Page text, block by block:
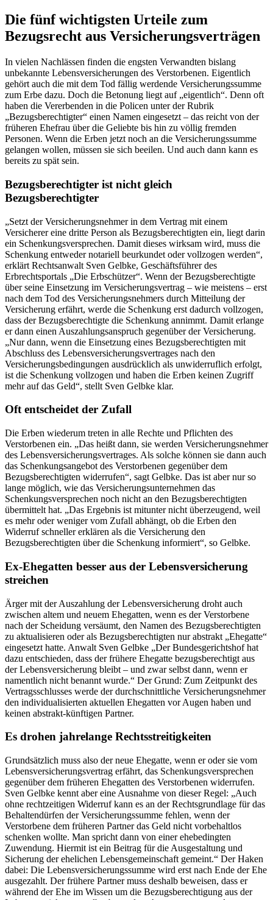
Die fünf wichtigsten Urteile zum
Bezugsrecht aus Versicherungsverträgen
In vielen Nachlässen finden die engsten Verwandten bislang
unbekannte Lebensversicherungen des Verstorbenen. Eigentlich
gehört auch die mit dem Tod fällig werdende Versicherungssumme
zum Erbe dazu. Doch die Betonung liegt auf „eigentlich“. Denn oft
haben die Vererbenden in die Policen unter der Rubrik
„Bezugsberechtigter“ einen Namen eingesetzt – das reicht von der
früheren Ehefrau über die Geliebte bis hin zu völlig fremden
Personen. Wenn die Erben jetzt noch an die Versicherungssumme
gelangen wollen, müssen sie sich beeilen. Und auch dann kann es
bereits zu spät sein.
Bezugsberechtigter ist nicht gleich
Bezugsberechtigter
„Setzt der Versicherungsnehmer in dem Vertrag mit einem
Versicherer eine dritte Person als Bezugsberechtigten ein, liegt darin
ein Schenkungsversprechen. Damit dieses wirksam wird, muss die
Schenkung entweder notariell beurkundet oder vollzogen werden“,
erklärt Rechtsanwalt Sven Gelbke, Geschäftsführer des
Erbrechtsportals „Die Erbschützer“. Wenn der Bezugsberechtigte
über seine Einsetzung im Versicherungsvertrag – wie meistens – erst
nach dem Tod des Versicherungsnehmers durch Mitteilung der
Versicherung erfährt, werde die Schenkung erst dadurch vollzogen,
dass der Bezugsberechtigte die Schenkung annimmt. Damit erlange
er dann einen Auszahlungsanspruch gegenüber der Versicherung.
„Nur dann, wenn die Einsetzung eines Bezugsberechtigten mit
Abschluss des Lebensversicherungsvertrages nach den
Versicherungsbedingungen ausdrücklich als unwiderruflich erfolgt,
ist die Schenkung vollzogen und haben die Erben keinen Zugriff
mehr auf das Geld“, stellt Sven Gelbke klar.
Oft entscheidet der Zufall
Die Erben wiederum treten in alle Rechte und Pflichten des
Verstorbenen ein. „Das heißt dann, sie werden Versicherungsnehmer
des Lebensversicherungsvertrages. Als solche können sie dann auch
das Schenkungsangebot des Verstorbenen gegenüber dem
Bezugsberechtigten widerrufen“, sagt Gelbke. Das ist aber nur so
lange möglich, wie das Versicherungsunternehmen das
Schenkungsversprechen noch nicht an den Bezugsberechtigten
übermittelt hat. „Das Ergebnis ist mitunter nicht überzeugend, weil
es mehr oder weniger vom Zufall abhängt, ob die Erben den
Widerruf schneller erklären als die Versicherung den
Bezugsberechtigten über die Schenkung informiert“, so Gelbke.
Ex-Ehegatten besser aus der Lebensversicherung
streichen
Ärger mit der Auszahlung der Lebensversicherung droht auch
zwischen altem und neuem Ehegatten, wenn es der Verstorbene
nach der Scheidung versäumt, den Namen des Bezugsberechtigten
zu aktualisieren oder als Bezugsberechtigten nur abstrakt „Ehegatte“
eingesetzt hatte. Anwalt Sven Gelbke „Der Bundesgerichtshof hat
dazu entschieden, dass der frühere Ehegatte bezugsberechtigt aus
der Lebensversicherung bleibt – und zwar selbst dann, wenn er
namentlich nicht benannt wurde.“ Der Grund: Zum Zeitpunkt des
Vertragsschlusses werde der durchschnittliche Versicherungsnehmer
den individualisierten aktuellen Ehegatten vor Augen haben und
keinen abstrakt-künftigen Partner.
Es drohen jahrelange Rechtsstreitigkeiten
Grundsätzlich muss also der neue Ehegatte, wenn er oder sie vom
Lebensversicherungsvertrag erfährt, das Schenkungsversprechen
gegenüber dem früheren Ehegatten des Verstorbenen widerrufen.
Sven Gelbke kennt aber eine Ausnahme von dieser Regel: „Auch
ohne rechtzeitigen Widerruf kann es an der Rechtsgrundlage für das
Behaltendürfen der Versicherungssumme fehlen, wenn der
Verstorbene dem früheren Partner das Geld nicht vorbehaltlos
schenken wollte. Man spricht dann von einer ehebedingten
Zuwendung. Hiermit ist ein Beitrag für die Ausgestaltung und
Sicherung der ehelichen Lebensgemeinschaft gemeint.“ Der Haken
dabei: Die Lebensversicherungssumme wird erst nach Ende der Ehe
ausgezahlt. Der frühere Partner muss deshalb beweisen, dass er
während der Ehe im Wissen um die Bezugsberechtigung aus der